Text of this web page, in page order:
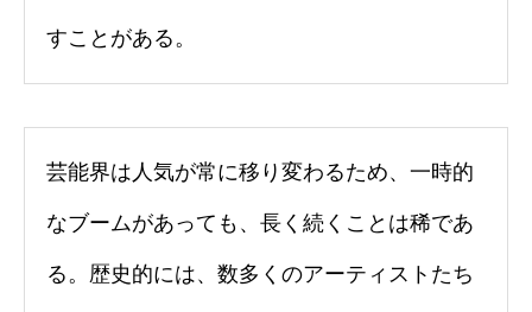
すことがある。
芸能界は人気が常に移り変わるため、一時的
なブームがあっても、長く続くことは稀であ
る。歴史的には、数多くのアーティストたち